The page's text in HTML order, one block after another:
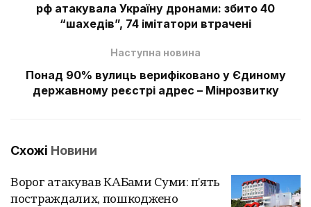
рф атакувала Україну дронами: збито 40
“шахедів”, 74 імітатори втрачені
Наступна новина
Понад 90% вулиць верифіковано у Єдиному
державному реєстрі адрес – Мінрозвитку
Схожі Новини
Ворог атакував КАБами Суми: п'ять
постраждалих, пошкоджено